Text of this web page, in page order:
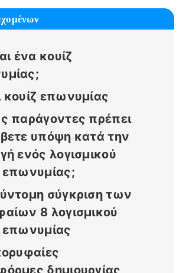
ένα κουίζ
κουίζ επωνυμίας
παράγοντες πρέπει
υπόψη κατά την
ενός λογισμικού
επωνυμίας;
σύγκριση των
8 λογισμικού
επωνυμίας
δημιουργίας